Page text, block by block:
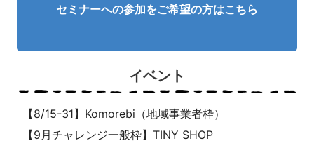
セミナーへの参加をご希望の方はこちら
イベント
【8/15-31】Komorebi（地域事業者枠）
【9月チャレンジ一般枠】TINY SHOP